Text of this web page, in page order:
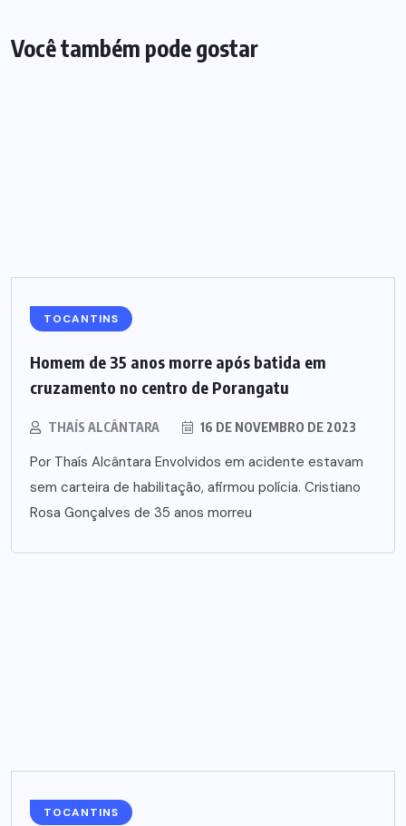
Você também pode gostar
TOCANTINS
Homem de 35 anos morre após batida em
cruzamento no centro de Porangatu
THAÍS ALCÂNTARA 16 DE NOVEMBRO DE 2023
Por Thaís Alcântara Envolvidos em acidente estavam
sem carteira de habilitação, afirmou polícia. Cristiano
Rosa Gonçalves de 35 anos morreu
TOCANTINS